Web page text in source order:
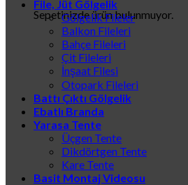
Sepetinizde ürün bulunmuyor.
File, Jüt Gölgelik
Gölgelik Fileler
Balkon Fileleri
Bahçe Fileleri
Çit Fileleri
İnşaat Filesi
Otopark Fileleri
Battı Çıktı Gölgelik
Ebatlı Branda
Yarasa Tente
Üçgen Tente
Dikdörtgen Tente
Kare Tente
Basit Montaj Videosu